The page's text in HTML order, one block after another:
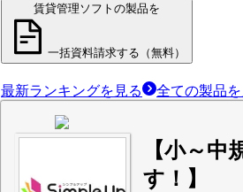
賃貸管理ソフトの製品を
一括資料請求する（無料）
最新ランキングを見る 全ての製品
【小～
す！】